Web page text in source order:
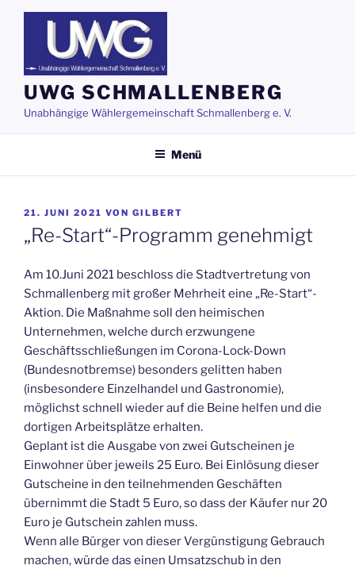
Zum
springen
UWG SCHMALLENBERG
Unabhängige Wählergemeinschaft Schmallenberg e. V.
Menü
VERÖFFENTLICHT
AM
21. JUNI 2021 VON GILBERT
„Re-Start“-Programm genehmigt
Am 10.Juni 2021 beschloss die Stadtvertretung von
Schmallenberg mit großer Mehrheit eine „Re-Start“-
Aktion. Die Maßnahme soll den heimischen
Unternehmen, welche durch erzwungene
Geschäftsschließungen im Corona-Lock-Down
(Bundesnotbremse) besonders gelitten haben
(insbesondere Einzelhandel und Gastronomie),
möglichst schnell wieder auf die Beine helfen und die
dortigen Arbeitsplätze erhalten.
Geplant ist die Ausgabe von zwei Gutscheinen je
Einwohner über jeweils 25 Euro. Bei Einlösung dieser
Gutscheine in den teilnehmenden Geschäften
übernimmt die Stadt 5 Euro, so dass der Käufer nur 20
Euro je Gutschein zahlen muss.
Wenn alle Bürger von dieser Vergünstigung Gebrauch
machen, würde das einen Umsatzschub in den